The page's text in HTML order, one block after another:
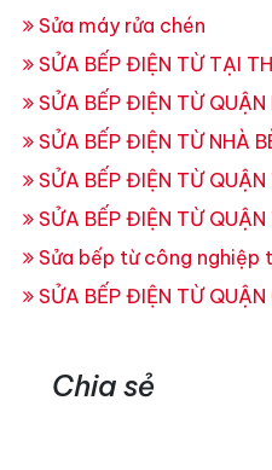
Sửa máy rửa chén
SỬA BẾP ĐIỆN TỪ TẠI
SỬA BẾP ĐIỆN TỪ QUẬN
SỬA BẾP ĐIỆN TỪ NHÀ
SỬA BẾP ĐIỆN TỪ QUẬN
SỬA BẾP ĐIỆN TỪ QUẬN
Sửa bếp từ công nghiệp
SỬA BẾP ĐIỆN TỪ QUẬN
Chia sẻ